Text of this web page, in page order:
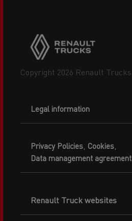
Copyright 2026 Renault Trucks
Legal information
Privacy Policies Cookies
Data management agreement
Renault Truck websites